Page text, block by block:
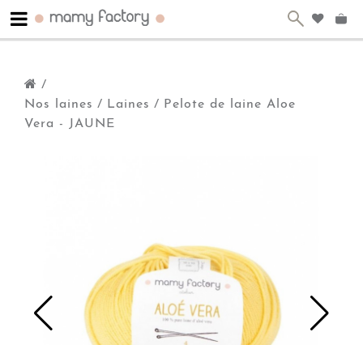
/
Nos laines / Laines / Pelote de laine Aloe
Vera - JAUNE